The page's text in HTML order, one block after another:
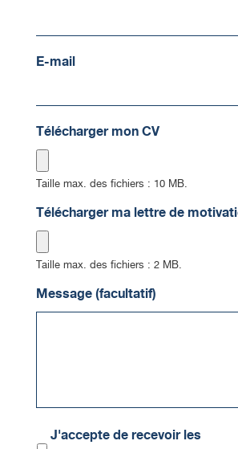
E-mail
Télécharger mon CV
Taille max. des fichiers : 10 MB.
Télécharger ma lettre de
Taille max. des fichiers : 2 MB.
Message (facultatif)
Communications
J'accepte de recevoir les